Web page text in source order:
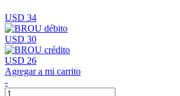
USD 34
USD 30
USD 26
Agregar a mi carrito
-